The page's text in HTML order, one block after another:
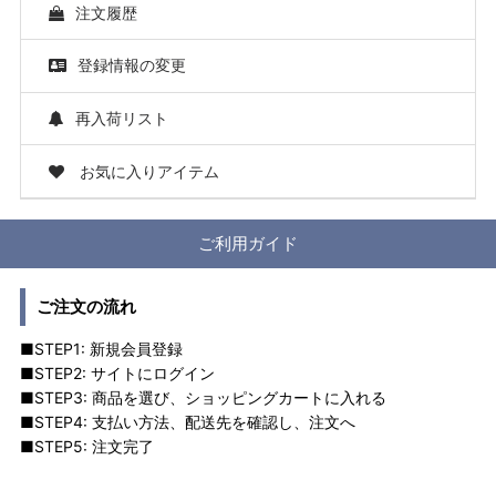
注文履歴
登録情報の変更
再入荷リスト
お気に入りアイテム
ご利用ガイド
ご注文の流れ
■STEP1: 新規会員登録
■STEP2: サイトにログイン
■STEP3: 商品を選び、ショッピングカートに入れる
■STEP4: 支払い方法、配送先を確認し、注文へ
■STEP5: 注文完了